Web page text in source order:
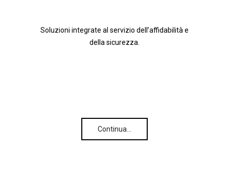
Soluzioni integrate al servizio dell’affidabilità e
della sicurezza.
Continua…